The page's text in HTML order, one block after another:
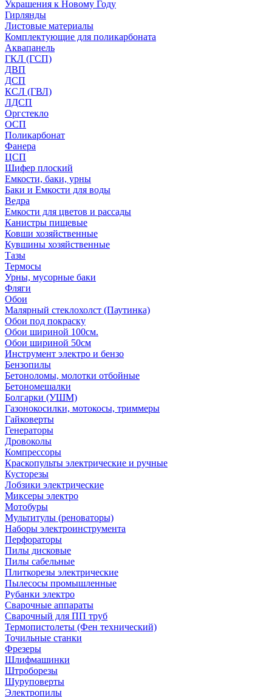
Украшения к Новому Году
Гирлянды
Листовые материалы
Комплектующие для поликарбоната
Аквапанель
ГКЛ (ГСП)
ДВП
ДСП
КСЛ (ГВЛ)
ЛДСП
Оргстекло
ОСП
Поликарбонат
Фанера
ЦСП
Шифер плоский
Емкости, баки, урны
Баки и Емкости для воды
Ведра
Емкости для цветов и рассады
Канистры пищевые
Ковши хозяйственные
Кувшины хозяйственные
Тазы
Термосы
Урны, мусорные баки
Фляги
Обои
Малярный стеклохолст (Паутинка)
Обои под покраску
Обои шириной 100см.
Обои шириной 50см
Инструмент электро и бензо
Бензопилы
Бетоноломы, молотки отбойные
Бетономешалки
Болгарки (УШМ)
Газонокосилки, мотокосы, триммеры
Гайковерты
Генераторы
Дровоколы
Компрессоры
Краскопульты электрические и ручные
Кусторезы
Лобзики электрические
Миксеры электро
Мотобуры
Мультитулы (реноваторы)
Наборы электроинструмента
Перфораторы
Пилы дисковые
Пилы сабельные
Плиткорезы электрические
Пылесосы промышленные
Рубанки электро
Сварочные аппараты
Сварочный для ПП труб
Термопистолеты (Фен технический)
Точильные станки
Фрезеры
Шлифмашинки
Штроборезы
Шуруповерты
Электропилы